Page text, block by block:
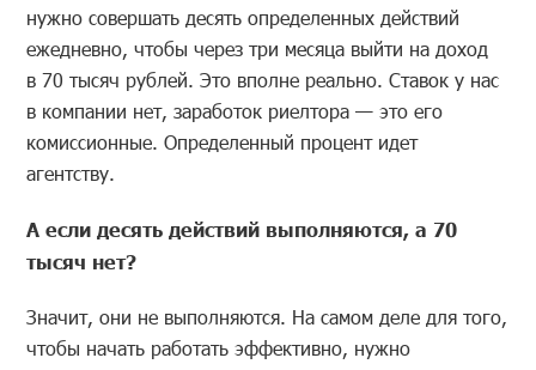
нужно совершать десять определенных действий
ежедневно, чтобы через три месяца выйти на доход
в 70 тысяч рублей. Это вполне реально. Ставок у нас
в компании нет, заработок риелтора — это его
комиссионные. Определенный процент идет
агентству.
А если десять действий выполняются, а 70
тысяч нет?
Значит, они не выполняются. На самом деле для того,
чтобы начать работать эффективно, нужно